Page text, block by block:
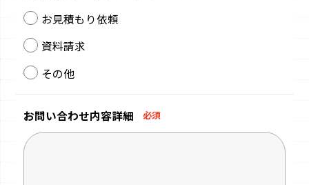
お見積もり依頼
資料請求
その他
お問い合わせ内容詳細 必須